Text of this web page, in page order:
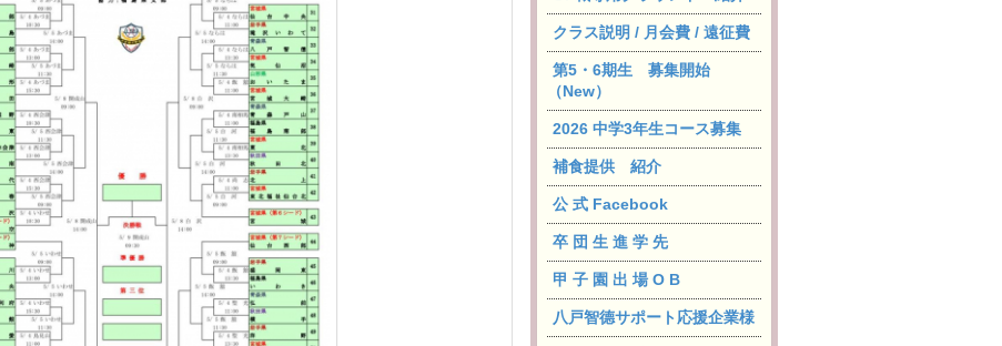
クラス説明 / 月会費 / 遠征費
第5・6期生 募集開始
（New）
2026 中学3年生コース募集
補食提供 紹介
公 式 Facebook
卒 団 生 進 学 先
甲 子 園 出 場 O B
八戸智德サポート応援企業様